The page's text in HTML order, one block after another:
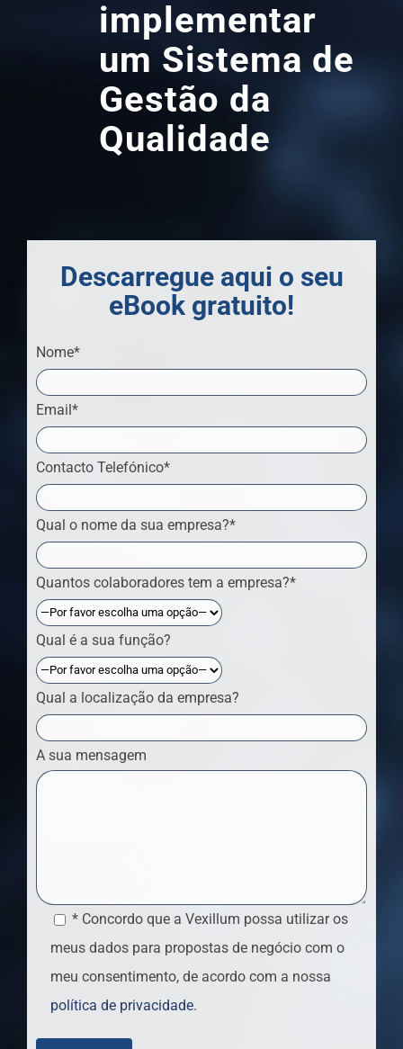
implementar
um Sistema de
Gestão da
Qualidade
Descarregue aqui o seu
eBook gratuito!
Nome*
Email*
Contacto Telefónico*
Qual o nome da sua empresa?*
Quantos colaboradores tem a empresa?*
Qual é a sua função?
Qual a localização da empresa?
A sua mensagem
* Concordo que a Vexillum possa utilizar os
meus dados para propostas de negócio com o
meu consentimento, de acordo com a nossa
política de privacidade.